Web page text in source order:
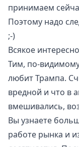
принимаем
Поэтому надо
;-)
Всякое
Тим, по-
любит Трампа.
вредной и что в
вмешивались,
Вы узнаете
работе рынка и